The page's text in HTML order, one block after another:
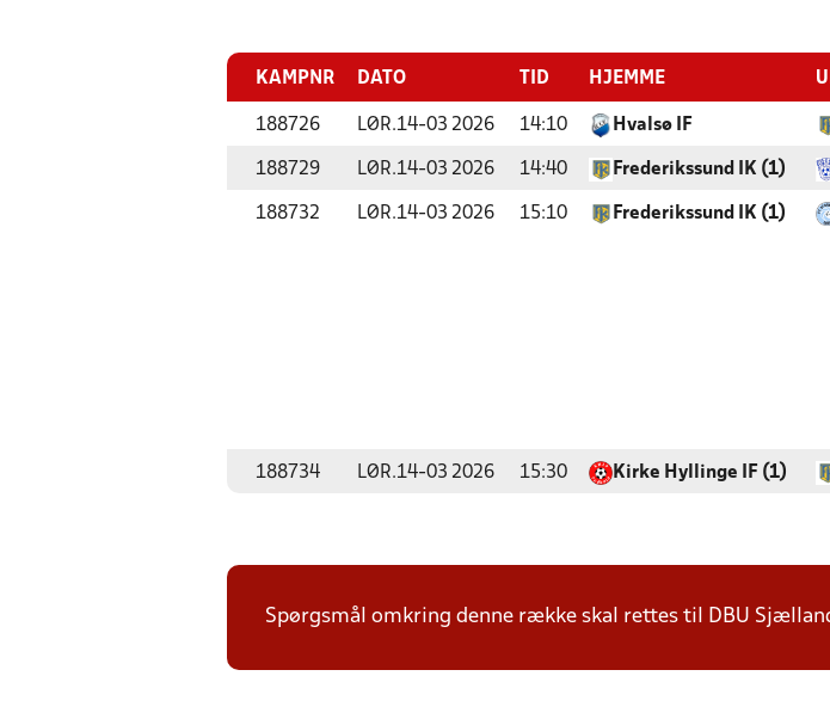
KAMPNR DATO TID HJEMME
188726 LØR.14-03 2026 14:10 Hvalsø IF
188729 LØR.14-03 2026 14:40 Frederikssund IK (1)
188732 LØR.14-03 2026 15:10 Frederikssund IK (1)
188734 LØR.14-03 2026 15:30 Kirke Hyllinge IF (1)
Spørgsmål omkring denne række skal rettes til DBU